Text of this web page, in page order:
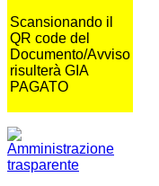
Scansionando il
QR code del
Documento/Avviso
risulterà GIA
PAGATO